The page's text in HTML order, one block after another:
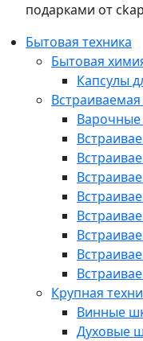
подарками от
Бытовая техника
Бытовая
Капсулы
Встраиваемая
Варочные
Крупная
Винные
Духовые